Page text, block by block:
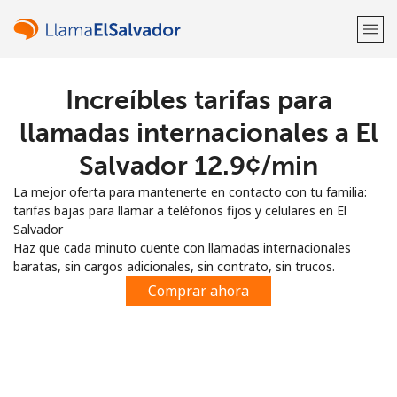
¡Bienvenido!
Regístrate con
o
Increíbles tarifas para
llamadas internacionales a El
Salvador ⁦12.9¢⁩/min
La mejor oferta para mantenerte en contacto con tu familia:
tarifas bajas para llamar a teléfonos fijos y celulares en El
Salvador
Haz que cada minuto cuente con llamadas internacionales
baratas, sin cargos adicionales, sin contrato, sin trucos.
Comprar ahora